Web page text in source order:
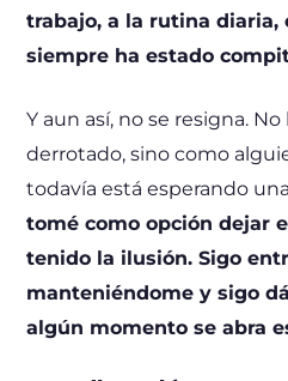
trabajo, a la rutina diaria,
siempre ha estado
Y aun así, no se resigna.
derrotado, sino como
todavía está esperando
tomé como opción dejar
tenido la ilusión. Sigo
manteniéndome y sigo
algún momento se abra